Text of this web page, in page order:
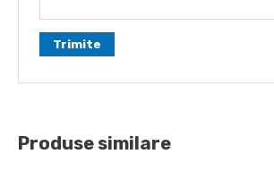
Produse similare